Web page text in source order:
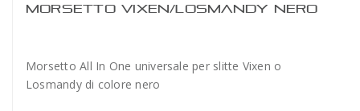
MORSETTO VIXEN/LOSMANDY NERO
Morsetto All In One universale per slitte Vixen o
Losmandy di colore nero